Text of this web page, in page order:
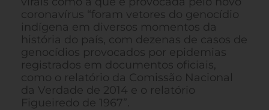
coronavírus “foram vetores do genocídio
indígena em diversos momentos da
história do país, com dezenas de casos de
genocídios provocados por epidemias
registrados em documentos oficiais,
como o relatório da Comissão Nacional
da Verdade de 2014 e o relatório
Figueiredo de 1967”.